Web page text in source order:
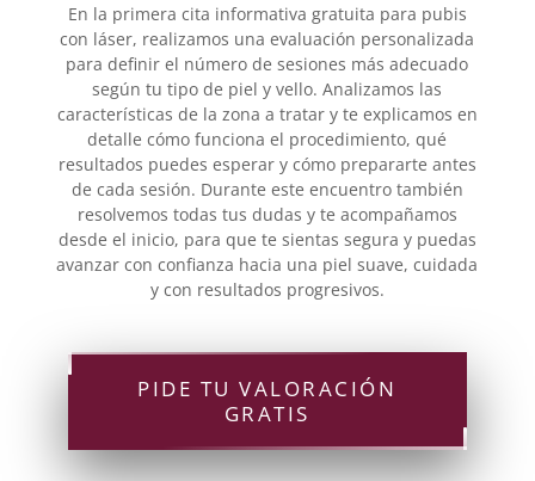
En la primera cita informativa gratuita para pubis
con láser, realizamos una evaluación personalizada
para definir el número de sesiones más adecuado
según tu tipo de piel y vello. Analizamos las
características de la zona a tratar y te explicamos en
detalle cómo funciona el procedimiento, qué
resultados puedes esperar y cómo prepararte antes
de cada sesión. Durante este encuentro también
resolvemos todas tus dudas y te acompañamos
desde el inicio, para que te sientas segura y puedas
avanzar con confianza hacia una piel suave, cuidada
y con resultados progresivos.
PIDE TU VALORACIÓN
GRATIS